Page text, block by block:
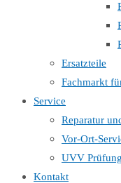
Ersatzteile
Fachmarkt
Service
Reparatur
Vor-Ort-
UVV
Kontakt